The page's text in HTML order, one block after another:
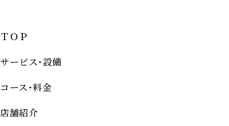
ＴＯＰ
サービス･設備
コース･料金
店舗紹介